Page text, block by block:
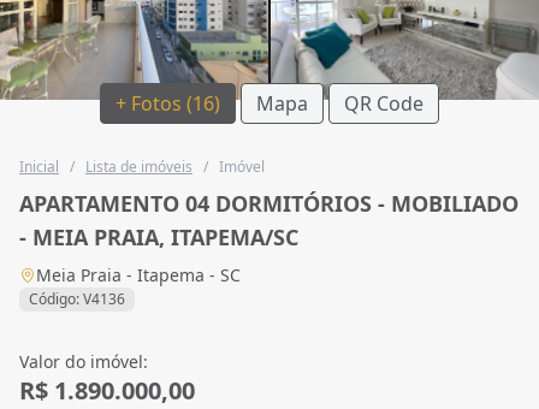
+ Fotos (16) Mapa QR Code
Inicial / Lista de imóveis / Imóvel
APARTAMENTO 04 DORMITÓRIOS - MOBILIADO
- MEIA PRAIA, ITAPEMA/SC
Meia Praia - Itapema - SC
Código: V4136
Valor do imóvel:
R$ 1.890.000,00